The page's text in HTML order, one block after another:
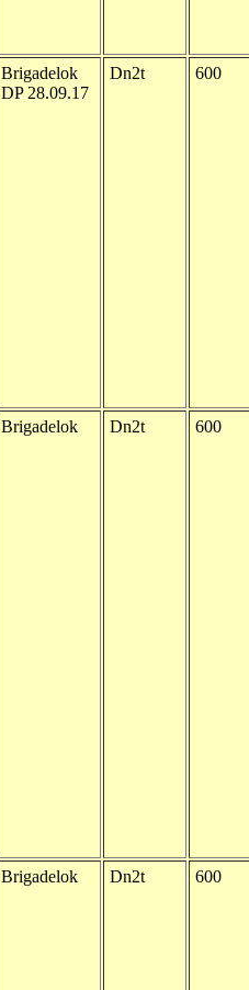
Brigadelok
DP 28.09.17
Dn2t 600
Brigadelok Dn2t 600
Brigadelok Dn2t 600